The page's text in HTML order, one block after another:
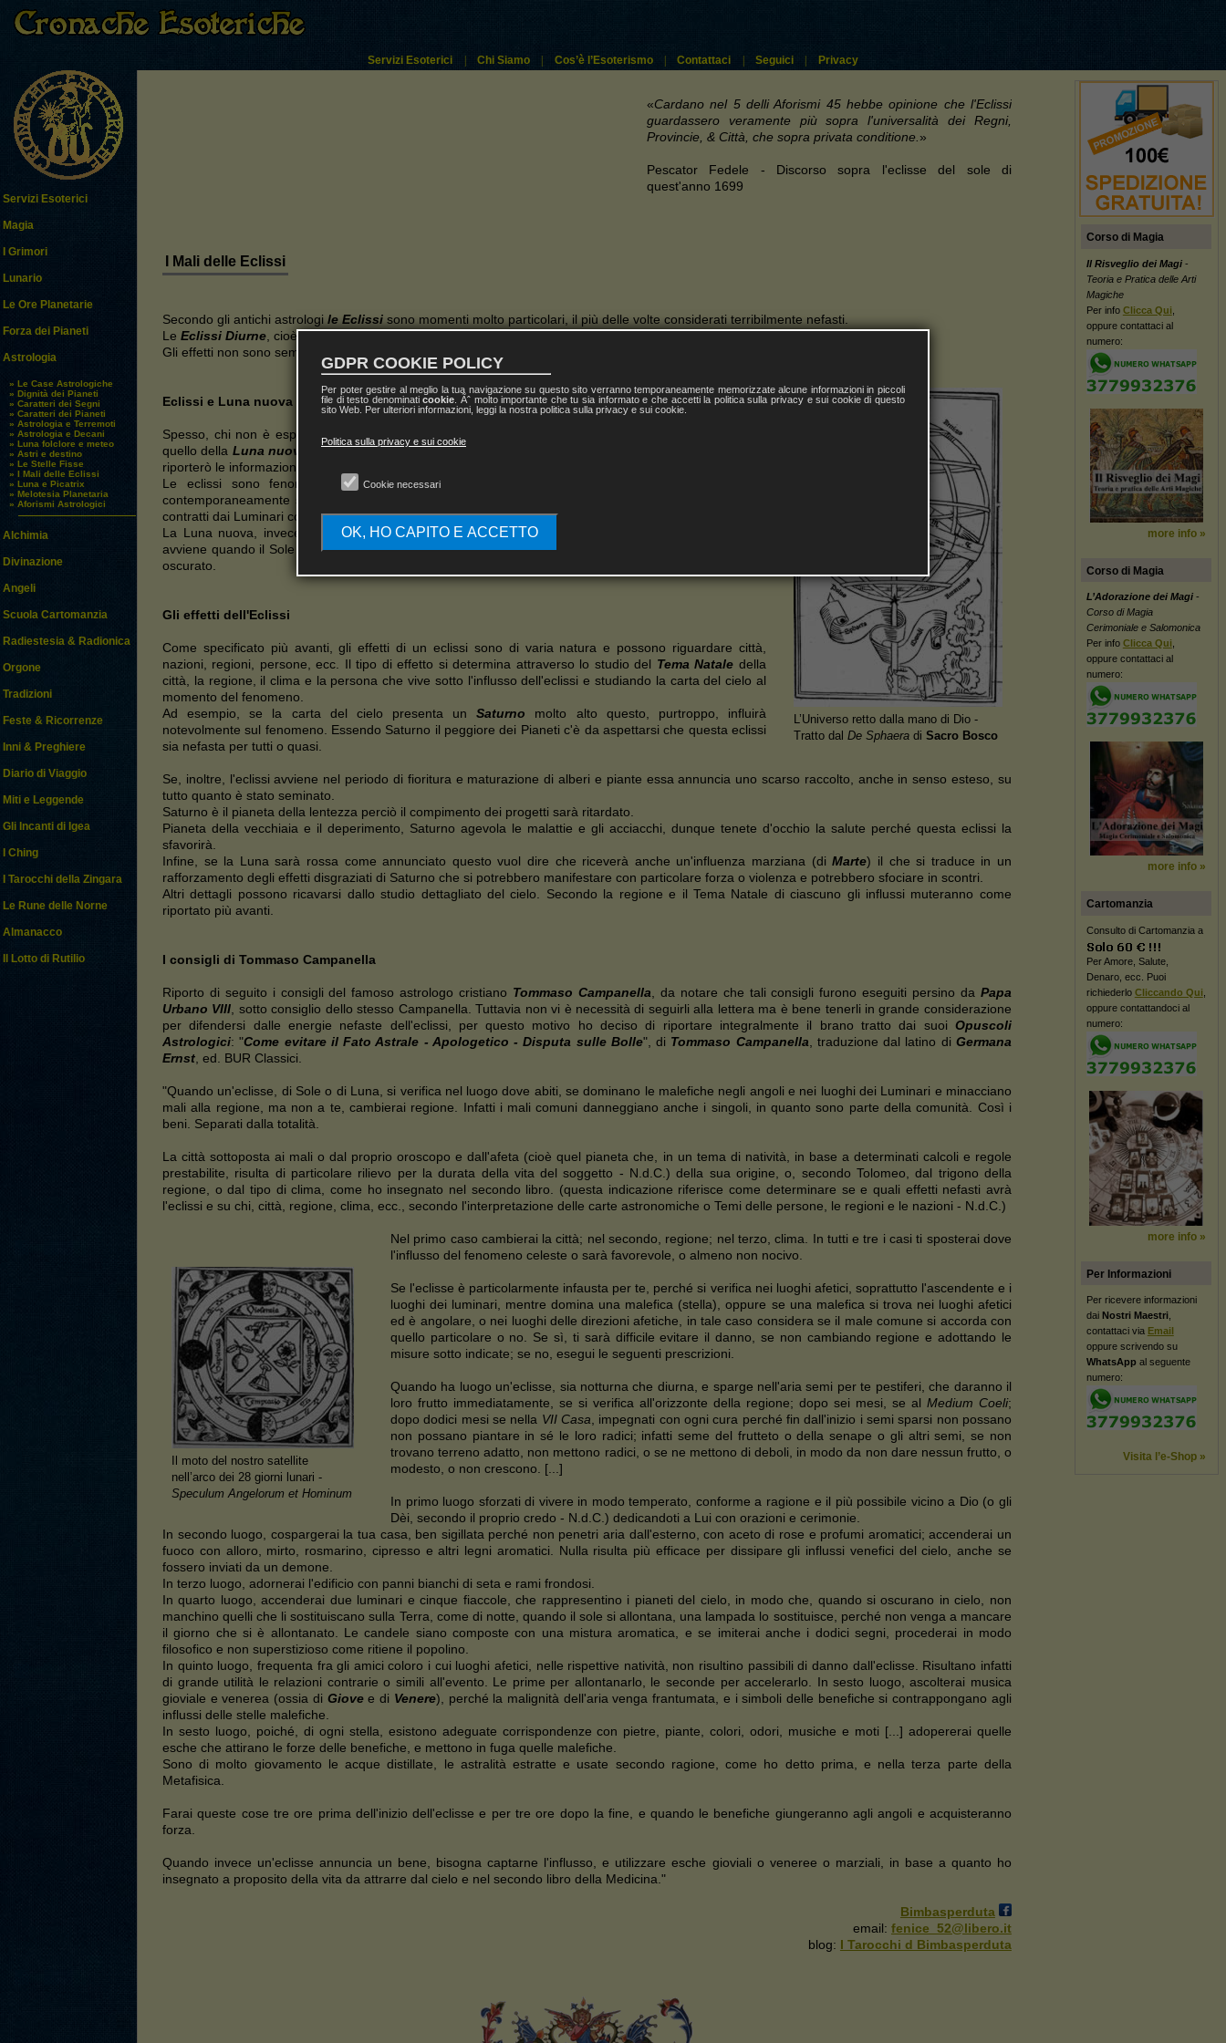
Servizi Esoterici | Chi Siamo | Cos’è l’Esoterismo | Contattaci | Seguici | Privacy
Servizi Esoterici
Magia
I Grimori
Lunario
Le Ore Planetarie
Forza dei Pianeti
Astrologia
» Le Case Astrologiche
» Dignità dei Pianeti
» Caratteri dei Segni
» Caratteri dei Pianeti
» Astrologia e Terremoti
» Astrologia e Decani
» Luna folclore e meteo
» Astri e destino
» Le Stelle Fisse
» I Mali delle Eclissi
» Luna e Picatrix
» Melotesia Planetaria
» Aforismi Astrologici
Alchimia
Divinazione
Angeli
Scuola Cartomanzia
Radiestesia & Radionica
Orgone
Tradizioni
Feste & Ricorrenze
Inni & Preghiere
Diario di Viaggio
Miti e Leggende
Gli Incanti di Igea
I Ching
I Tarocchi della Zingara
Le Rune delle Norne
Almanacco
Il Lotto di Rutilio
Corso di Magia
Il Risveglio dei Magi-
Teoria e Pratica delle Arti
Magiche
Per info Clicca Qui
oppure contattaci al
numero:
more info »
Corso di Magia
L’Adorazione dei Magi-
Corso di Magia
Cerimoniale e Salomonica
Per info Clicca Qui
oppure contattaci al
numero:
more info »
Cartomanzia
Consulto di Cartomanzia a
Per Amore, Salute,
Denaro, ecc. Puoi
richiederlo Cliccando Qui
oppure contattandoci al
numero:
more info »
Per Informazioni
Per ricevere informazioni
dai Nostri Maestri,
contattaci via Email
oppure scrivendo su
WhatsApp al seguente
numero:
Visita l’e-Shop »
«Cardano nel 5 delli Aforismi 45 hebbe opinione che l'Eclissi
guardassero veramente più sopra l'universalità dei Regni,
Provincie, & Città, che sopra privata conditione.»
Pescator Fedele - Discorso sopra l'eclisse del sole di
quest'anno 1699
I Mali delle Eclissi
Secondo gli antichi astrologi le Eclissi sono momenti molto particolari, il più delle volte considerati terribilmente nefasti.
Le Eclissi Diurne, cioè delSole, sono considerate notevolmente più potenti rispetto a quelle Notturne e cioè dellaLuna.
Gli effetti non sono sempre immediati ma possono verificarsi anche fra i sei e i dodici mesi successivi al loro compimento.
L’Universo retto dalla mano di Dio -
Tratto dal De Sphaeradi Sacro Bosco
Eclissi e Luna nuova
Spesso, chi non è esperto di astronomia e astrologia, tende a confondere il fenomeno dell'eclissi con
quello della Luna nuova
, i due fenomeni meritano una trattazione a parte ma qui, a scanso di equivoci,
riporterò le informazioni base per comprendere la differenza tra i due eventi celesti.
Le eclissi sono fenomeni piuttosto rari e si verificano quando la Luna e il Sole si trovano
contemporaneamente su un
contratti dai Luminari con gli altri astri nel momento dell'oscuramento.
La Luna nuova, invece, è un fenomeno che avviene tutti i mesi, come l'eclissi è un effetto ottico e
avviene quando il Sole e la Luna sono in congiunzione, perciò l'emisfero lunare visibile dalla Terra resta
oscurato.
Gli effetti dell'Eclissi
Come specificato più avanti, gli effetti di un eclissi sono di varia natura e possono riguardare città,
nazioni, regioni, persone, ecc. Il tipo di effetto si determina attraverso lo studio del Tema Natale della
città, la regione, il clima e la persona che vive sotto l'influsso dell'eclissi e studiando la carta del cielo al
momento del fenomeno.
Ad esempio, se la carta del cielo presenta unSaturno molto alto questo, purtroppo, influirà
notevolmente sul fenomeno. Essendo Saturno il peggiore dei Pianeti c'è da aspettarsi che questa eclissi
sia nefasta per tutti o quasi.
Se, inoltre, l'eclissi avviene nel periodo di fioritura e maturazione di alberi e piante essa annuncia uno scarso raccolto, anche in senso esteso, su
tutto quanto è stato seminato.
Saturno è il pianeta della lentezza perciò il compimento dei progetti sarà ritardato.
Pianeta della vecchiaia e il deperimento, Saturno agevola le malattie e gli acciacchi, dunque tenete d'occhio la salute perché questa eclissi la
sfavorirà.
Infine, se la Luna sarà rossa come annunciato questo vuol dire che riceverà anche un'influenza marziana (diMarte) il che si traduce in un
rafforzamento degli effetti disgraziati di Saturno che si potrebbero manifestare con particolare forza o violenza e potrebbero sfociare in scontri.
Altri dettagli possono ricavarsi dallo studio dettagliato del cielo. Secondo la regione e il Tema Natale di ciascuno gli influssi muteranno come
riportato più avanti.
I consigli di Tommaso Campanella
Riporto di seguito i consigli del famoso astrologo cristiano Tommaso Campanella, da notare che tali consigli furono eseguiti persino da Papa
Urbano VIII, sotto consiglio dello stesso Campanella. Tuttavia non vi è necessità di seguirli alla lettera ma è bene tenerli in grande considerazione
per difendersi dalle energie nefaste dell'eclissi, per questo motivo ho deciso di riportare integralmente il brano tratto dai suoi Opuscoli
Astrologici: "Come evitare il Fato Astrale - Apologetico - Disputa sulle Bolle", di Tommaso Campanella, traduzione dal latino di Germana
Ernst, ed. BUR Classici.
"Quando un'eclisse, di Sole o di Luna, si verifica nel luogo dove abiti, se dominano le malefiche negli angoli e nei luoghi dei Luminari e minacciano
mali alla regione, ma non a te, cambierai regione. Infatti i mali comuni danneggiano anche i singoli, in quanto sono parte della comunità. Così i
beni. Separati dalla totalità.
La città sottoposta ai mali o dal proprio oroscopo e dall'afeta (cioè quel pianeta che, in un tema di natività, in base a determinati calcoli e regole
prestabilite, risulta di particolare rilievo per la durata della vita del soggetto - N.d.C.) della sua origine, o, secondo Tolomeo, dal trigono della
regione, o dal tipo di clima, come ho insegnato nel secondo libro. (questa indicazione riferisce come determinare se e quali effetti nefasti avrà
l'eclissi e su chi, città, regione, clima, ecc., secondo l'interpretazione delle carte astronomiche o Temi delle persone, le regioni e le nazioni - N.d.C.)
Il moto del nostro satellite
nell’arco dei 28 giorni lunari -
Speculum Angelorum et Hominum
Nel primo caso cambierai la città; nel secondo, regione; nel terzo, clima. In tutti e tre i casi ti sposterai dove
l'influsso del fenomeno celeste o sarà favorevole, o almeno non nocivo.
Se l'eclisse è particolarmente infausta per te, perché si verifica nei luoghi afetici, soprattutto l'ascendente e i
luoghi dei luminari, mentre domina una malefica (stella), oppure se una malefica si trova nei luoghi afetici
ed è angolare, o nei luoghi delle direzioni afetiche, in tale caso considera se il male comune si accorda con
quello particolare o no. Se sì, ti sarà difficile evitare il danno, se non cambiando regione e adottando le
misure sotto indicate; se no, esegui le seguenti prescrizioni.
Quando ha luogo un'eclisse, sia notturna che diurna, e sparge nell'aria semi per te pestiferi, che daranno il
loro frutto immediatamente, se si verifica all'orizzonte della regione; dopo sei mesi, se al Medium Coeli;
dopo dodici mesi se nella VII Casa, impegnati con ogni cura perché fin dall'inizio i semi sparsi non possano
non possano piantare in sé le loro radici; infatti seme del frutteto o della senape o gli altri semi, se non
trovano terreno adatto, non mettono radici, o se ne mettono di deboli, in modo da non dare nessun frutto, o
modesto, o non crescono. [...]
In primo luogo sforzati di vivere in modo temperato, conforme a ragione e il più possibile vicino a Dio (o gli
Dèi, secondo il proprio credo - N.d.C.) dedicandoti a Lui con orazioni e cerimonie.
In secondo luogo, cospargerai la tua casa, ben sigillata perché non penetri aria dall'esterno, con aceto di rose e profumi aromatici; accenderai un
fuoco con alloro, mirto, rosmarino, cipresso e altri legni aromatici. Nulla risulta più efficace per dissipare gli influssi venefici del cielo, anche se
fossero inviati da un demone.
In terzo luogo, adornerai l'edificio con panni bianchi di seta e rami frondosi.
In quarto luogo, accenderai due luminari e cinque fiaccole, che rappresentino i pianeti del cielo, in modo che, quando si oscurano in cielo, non
manchino quelli che li sostituiscano sulla Terra, come di notte, quando il sole si allontana, una lampada lo sostituisce, perché non venga a mancare
il giorno che si è allontanato. Le candele siano composte con una mistura aromatica, e se imiterai anche i dodici segni, procederai in modo
filosofico e non superstizioso come ritiene il popolino.
In quinto luogo, frequenta fra gli amici coloro i cui luoghi afetici, nelle rispettive natività, non risultino passibili di danno dall'eclisse. Risultano infatti
di grande utilità le relazioni contrarie o simili all'evento. Le prime per allontanarlo, le seconde per accelerarlo. In sesto luogo, ascolterai musica
gioviale e venerea (ossia di Giovee di Venere), perché la malignità dell'aria venga frantumata, e i simboli delle benefiche si contrappongano agli
influssi delle stelle malefiche.
In sesto luogo, poiché, di ogni stella, esistono adeguate corrispondenze con pietre, piante, colori, odori, musiche e moti [...] adopererai quelle
esche che attirano le forze delle benefiche, e mettono in fuga quelle malefiche.
Sono di molto giovamento le acque distillate, le astralità estratte e usate secondo ragione, come ho detto prima, e nella terza parte della
Metafisica.
Farai queste cose tre ore prima dell'inizio dell'eclisse e per tre ore dopo la fine, e quando le benefiche giungeranno agli angoli e acquisteranno
forza.
Quando invece un'eclisse annuncia un bene, bisogna captarne l'influsso, e utilizzare esche gioviali o veneree o marziali, in base a quanto ho
insegnato a proposito della vita da attrarre dal cielo e nel secondo libro della Medicina."
Bimbasperduta
email: fenice_52@libero.it
blog: I Tarocchi d Bimbasperduta
GDPR COOKIE POLICY
Per poter gestire al meglio la tua navigazione su questo sito verranno temporaneamente memorizzate alcune informazioni in piccoli
file di testo denominaticookie . Ãˆ molto importante che tu sia informato e che accetti la politica sulla privacy e sui cookie di questo
sito Web. Per ulteriori informazioni, leggi la nostra politica sulla privacy e sui cookie.
Politica sulla privacy e sui cookie
Cookie necessari
OK, HO CAPITO E ACCETTO